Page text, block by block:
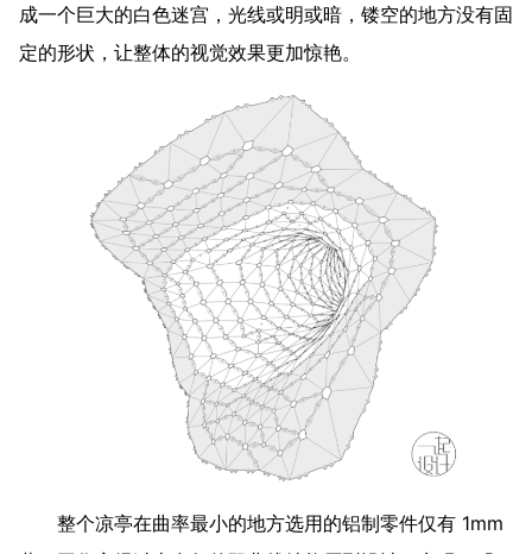
成一个巨大的白色迷宫，光线或明或暗，镂空的地方没有固
定的形状，让整体的视觉效果更加惊艳。
整个凉亭在曲率最小的地方选用的铝制零件仅有 1mm